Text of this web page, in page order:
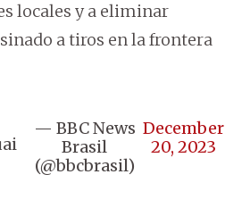
locales y a eliminar
a tiros en la frontera
— BBC News
Brasil
(@bbcbrasil)
December
20, 2023